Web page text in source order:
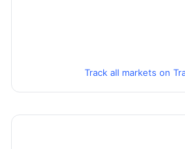
Track all markets on